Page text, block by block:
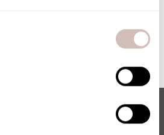
sijainnistasi,
skannaamalla sen ominaispiirteitä
muodostaminen)
. Voit muuttaa